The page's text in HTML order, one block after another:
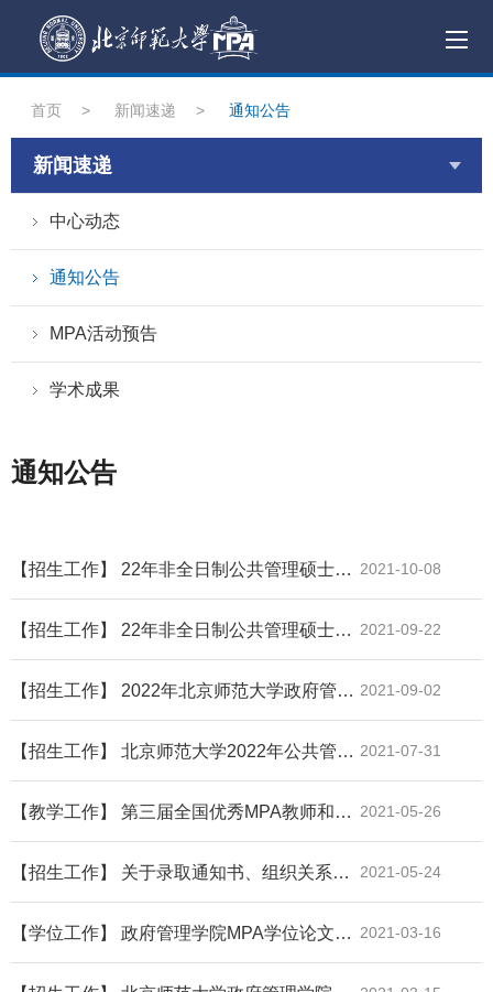
首页 > 新闻速递 > 通知公告
新闻速递
中心动态
通知公告
MPA活动预告
学术成果
通知公告
【招生工作】 22年非全日制公共管理硕士（北京校区第二、三批）考前面试方案 2021-10-08
【招生工作】 22年非全日制公共管理硕士（北京校区）考前面试方案 2021-09-22
【招生工作】 2022年北京师范大学政府管理学院 非全日制公共管理硕士（MPA）考前面试（珠海校区）工作方案 2021-09-02
【招生工作】 北京师范大学2022年公共管理硕士 （非全日制双证MPA）研究生招生通知 2021-07-31
【教学工作】 第三届全国优秀MPA教师和教育工作者评选--北京师范大学申报推荐人公示 2021-05-26
【招生工作】 关于录取通知书、组织关系和户口的通知（2021年MPA专业硕士） 2021-05-24
【学位工作】 政府管理学院MPA学位论文开题的通知 2021-03-16